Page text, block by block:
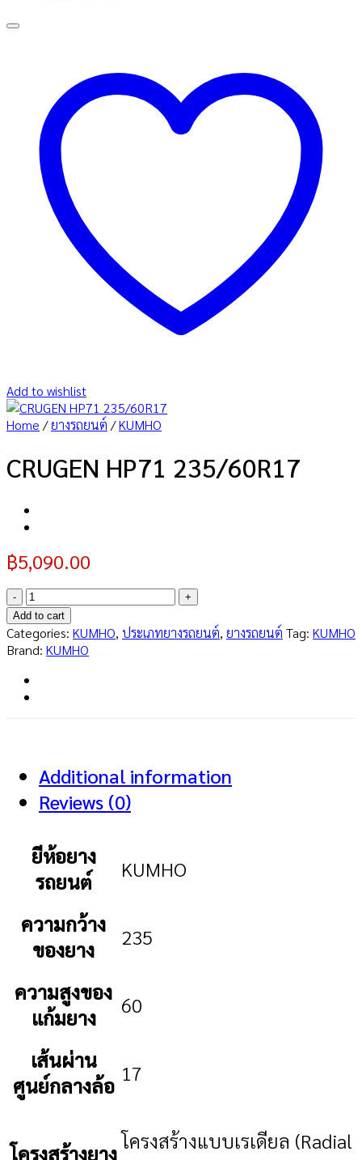
Add to wishlist
Home /ยางรถยนต์ /KUMHO
CRUGEN HP71 235/60R17
฿5,090.00
CRUGEN
HP71
235/60R17
quantity
Add to cart
Categories: KUMHO, ประเภทยางรถยนต์, ยางรถยนต์ Tag: KUMHO
Brand: KUMHO
Additional information
Reviews (0)
ยีห้อยาง
รถยนต์
KUMHO
ความกว้าง
ของยาง
235
ความสูงของ
แก้มยาง
60
เส้นผ่าน
ศูนย์กลางล้อ 17
โครงสร้างยางโครงสร้างแบบเรเดียล (Radial